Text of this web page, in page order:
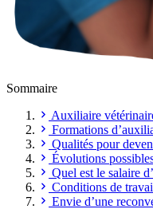
Sommaire
Auxiliaire
Formations
Qualités pour
Évolutions
Quel est le salaire
Conditions de
Envie d’une